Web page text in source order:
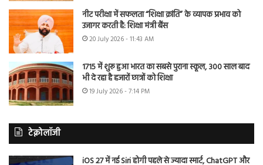
नीट परीक्षा में सफलता “शिक्षा क्रांति” के व्यापक प्रभाव को
उजागर करती है: शिक्षा मंत्री बैंस
20 July 2026 - 11:43 AM
1715 में शुरू हुआ भारत का सबसे पुराना स्कूल, 300 साल बाद
भी दे रहा है हजारों छात्रों को शिक्षा
19 July 2026 - 7:14 PM
टेक्नोलॉजी
iOS 27 में नई Siri होगी पहले से ज्यादा स्मार्ट, ChatGPT और